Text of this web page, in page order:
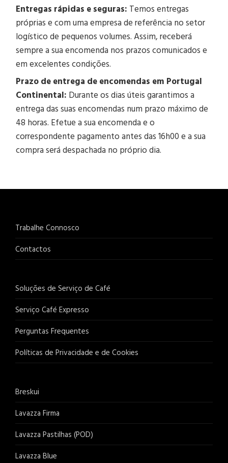
Entregas rápidas e seguras: Temos entregas
próprias e com uma empresa de referência no setor
logístico de pequenos volumes. Assim, receberá
sempre a sua encomenda nos prazos comunicados e
em excelentes condições.
Prazo de entrega de encomendas em Portugal
Continental: Durante os dias úteis garantimos a
entrega das suas encomendas num prazo máximo de
48 horas. Efetue a sua encomenda e o
correspondente pagamento antes das 16h00 e a sua
compra será despachada no próprio dia.
Trabalhe Connosco
Contactos
Soluções de Serviço de Café
Serviço Café Expresso
Perguntas Frequentes
Políticas de Privacidade e de Cookies
Breskui
Lavazza Firma
Lavazza Pastilhas (POD)
Lavazza Blue